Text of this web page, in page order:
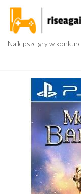
Przejdź
treści
Najlepsze gry w